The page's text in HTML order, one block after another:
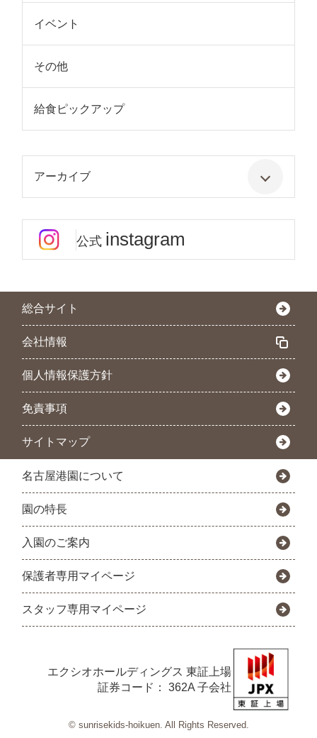
イベント
その他
給食ピックアップ
アーカイブ
公式 instagram
総合サイト
会社情報
個人情報保護方針
免責事項
サイトマップ
名古屋港園について
園の特長
入園のご案内
保護者専用マイページ
スタッフ専用マイページ
エクシオホールディングス 東証上場
証券コード： 362A 子会社
© sunrisekids-hoikuen. All Rights Reserved.